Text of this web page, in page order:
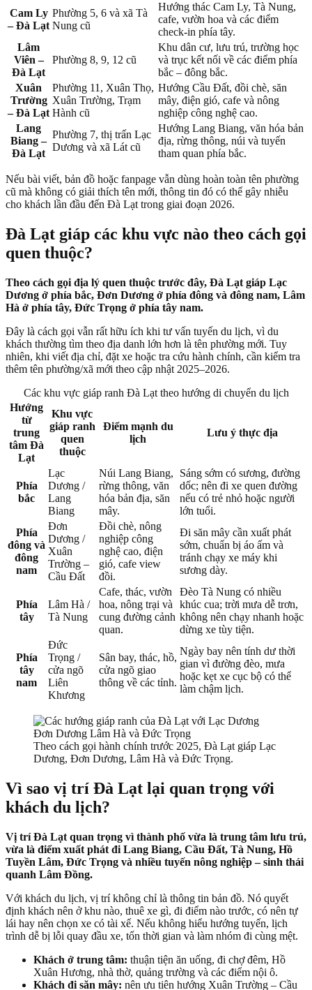
Cam Ly
– Đà Lạt
Phường 5, 6 và xã Tà
Nung cũ
Hướng thác Cam Ly, Tà Nung,
cafe, vườn hoa và các điểm
check-in phía tây.
Lâm
Viên –
Đà Lạt
Phường 8, 9, 12 cũ
Khu dân cư, lưu trú, trường học
và trục kết nối về các điểm phía
bắc – đông bắc.
Xuân
Trường
– Đà Lạt
Phường 11, Xuân Thọ,
Xuân Trường, Trạm
Hành cũ
Hướng Cầu Đất, đồi chè, săn
mây, điện gió, cafe và nông
nghiệp công nghệ cao.
Lang
Biang –
Đà Lạt
Phường 7, thị trấn Lạc
Dương và xã Lát cũ
Hướng Lang Biang, văn hóa bản
địa, rừng thông, núi và tuyến
tham quan phía bắc.
Nếu bài viết, bản đồ hoặc fanpage vẫn dùng hoàn toàn tên phường
cũ mà không có giải thích tên mới, thông tin đó có thể gây nhiễu
cho khách lần đầu đến Đà Lạt trong giai đoạn 2026.
Đà Lạt giáp các khu vực nào theo cách gọi
quen thuộc?
Theo cách gọi địa lý quen thuộc trước đây, Đà Lạt giáp Lạc
Dương ở phía bắc, Đơn Dương ở phía đông và đông nam, Lâm
Hà ở phía tây, Đức Trọng ở phía tây nam.
Đây là cách gọi vẫn rất hữu ích khi tư vấn tuyến du lịch, vì du
khách thường tìm theo địa danh lớn hơn là tên phường mới. Tuy
nhiên, khi viết địa chỉ, đặt xe hoặc tra cứu hành chính, cần kiểm tra
thêm tên phường/xã mới theo cập nhật 2025–2026.
Các khu vực giáp ranh Đà Lạt theo hướng di chuyển du lịch
Hướng
từ
trung
tâm Đà
Lạt
Khu vực
giáp ranh
quen
thuộc
Điểm mạnh du
lịch
Lưu ý thực địa
Phía
bắc
Lạc
Dương /
Lang
Biang
Núi Lang Biang,
rừng thông, văn
hóa bản địa, săn
mây.
Sáng sớm có sương, đường
dốc; nên đi xe quen đường
nếu có trẻ nhỏ hoặc người
lớn tuổi.
Phía
đông và
đông
nam
Đơn
Dương /
Xuân
Trường –
Cầu Đất
Đồi chè, nông
nghiệp công
nghệ cao, điện
gió, cafe view
đồi.
Đi săn mây cần xuất phát
sớm, chuẩn bị áo ấm và
tránh chạy xe máy khi
sương dày.
Phía
tây
Lâm Hà /
Tà Nung
Cafe, thác, vườn
hoa, nông trại và
cung đường cảnh
quan.
Đèo Tà Nung có nhiều
khúc cua; trời mưa dễ trơn,
không nên chạy nhanh hoặc
dừng xe tùy tiện.
Phía
tây
nam
Đức
Trọng /
cửa ngõ
Liên
Khương
Sân bay, thác, hồ,
cửa ngõ giao
thông về các tỉnh.
Ngày bay nên tính dư thời
gian vì đường đèo, mưa
hoặc kẹt xe cục bộ có thể
làm chậm lịch.
Theo cách gọi hành chính trước 2025, Đà Lạt giáp Lạc
Dương, Đơn Dương, Lâm Hà và Đức Trọng.
Vì sao vị trí Đà Lạt lại quan trọng với
khách du lịch?
Vị trí Đà Lạt quan trọng vì thành phố vừa là trung tâm lưu trú,
vừa là điểm xuất phát đi Lang Biang, Cầu Đất, Tà Nung, Hồ
Tuyền Lâm, Đức Trọng và nhiều tuyến nông nghiệp – sinh thái
quanh Lâm Đồng.
Với khách du lịch, vị trí không chỉ là thông tin bản đồ. Nó quyết
định khách nên ở khu nào, thuê xe gì, đi điểm nào trước, có nên tự
lái hay nên chọn xe có tài xế. Nếu không hiểu hướng tuyến, lịch
trình dễ bị lỗi quay đầu xe, tốn thời gian và làm nhóm đi cùng mệt.
Khách ở trung tâm: thuận tiện ăn uống, đi chợ đêm, Hồ
Xuân Hương, nhà thờ, quảng trường và các điểm nội ô.
Khách đi săn mây: nên ưu tiên hướng Xuân Trường – Cầu